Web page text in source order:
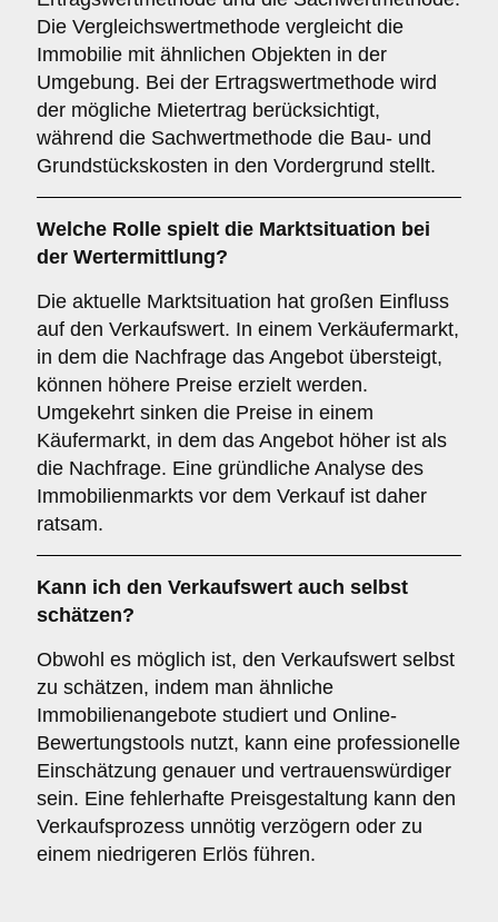
Die Vergleichswertmethode vergleicht die
Immobilie mit ähnlichen Objekten in der
Umgebung. Bei der Ertragswertmethode wird
der mögliche Mietertrag berücksichtigt,
während die Sachwertmethode die Bau- und
Grundstückskosten in den Vordergrund stellt.
Welche Rolle spielt die Marktsituation bei
der Wertermittlung?
Die aktuelle Marktsituation hat großen Einfluss
auf den Verkaufswert. In einem Verkäufermarkt,
in dem die Nachfrage das Angebot übersteigt,
können höhere Preise erzielt werden.
Umgekehrt sinken die Preise in einem
Käufermarkt, in dem das Angebot höher ist als
die Nachfrage. Eine gründliche Analyse des
Immobilienmarkts vor dem Verkauf ist daher
ratsam.
Kann ich den Verkaufswert auch selbst
schätzen?
Obwohl es möglich ist, den Verkaufswert selbst
zu schätzen, indem man ähnliche
Immobilienangebote studiert und Online-
Bewertungstools nutzt, kann eine professionelle
Einschätzung genauer und vertrauenswürdiger
sein. Eine fehlerhafte Preisgestaltung kann den
Verkaufsprozess unnötig verzögern oder zu
einem niedrigeren Erlös führen.